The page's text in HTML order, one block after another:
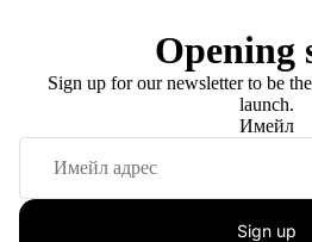
Opening
Sign up for our newsletter to be
launch.
Имейл
Sign up